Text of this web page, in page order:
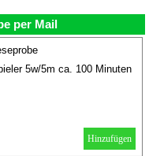
per Mail
5w/5m ca. 100 Minuten
Hinzufügen